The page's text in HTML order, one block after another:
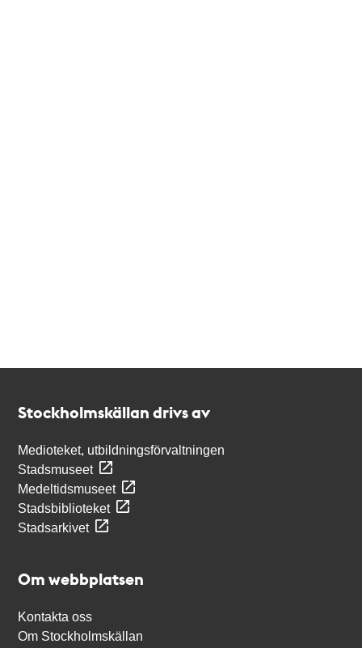
Stockholmskällan drivs av
Medioteket, utbildningsförvaltningen
Stadsmuseet
Medeltidsmuseet
Stadsbiblioteket
Stadsarkivet
Om webbplatsen
Kontakta oss
Om Stockholmskällan